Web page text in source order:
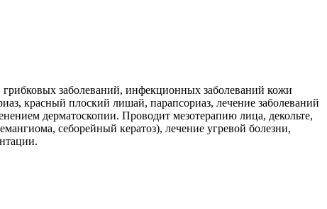
заболеваний, инфекционных заболеваний кожи
красный плоский лишай, парапсориаз, лечение заболеваний
дерматоскопии. Проводит мезотерапию лица, декольте,
себорейный кератоз), лечение угревой болезни,